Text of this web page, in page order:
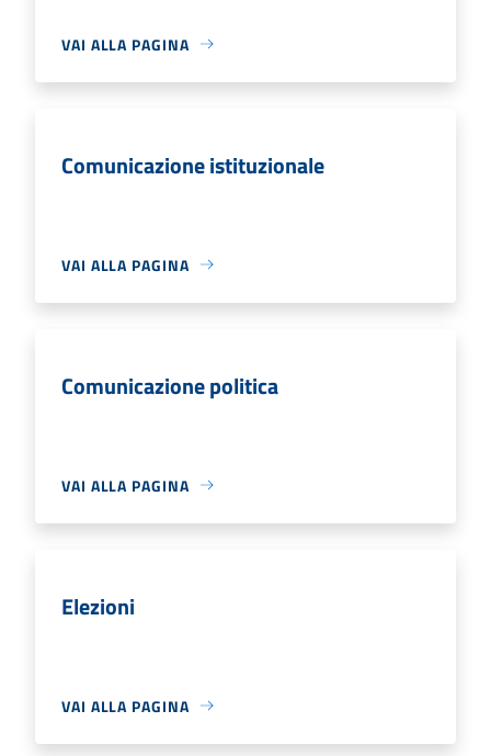
VAI ALLA PAGINA
Comunicazione istituzionale
VAI ALLA PAGINA
Comunicazione politica
VAI ALLA PAGINA
Elezioni
VAI ALLA PAGINA